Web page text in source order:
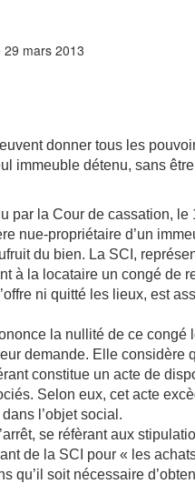
29 mars 2013
donner tous les
immeuble détenu, sans
par la Cour de cassation,
nue-propriétaire d’un
du bien. La SCI,
à la locataire un congé de
ni quitté les lieux, est
la nullité de ce congé
demande. Elle considère
constitue un acte de
Selon eux, cet acte
l’objet social.
se réfèrant aux
de la SCI pour « les
qu’il soit nécessaire